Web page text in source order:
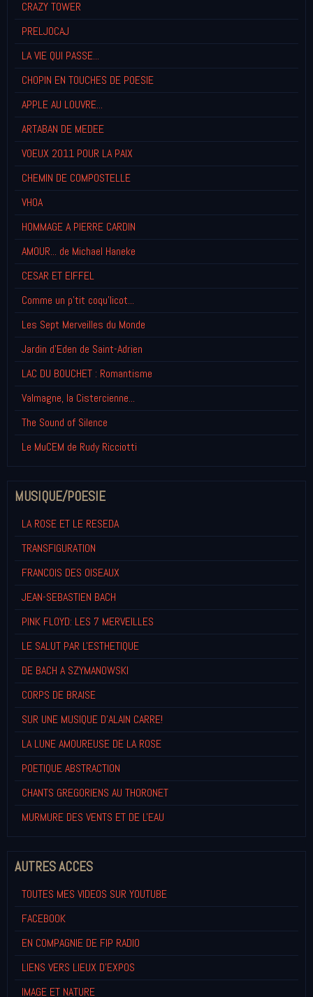
CRAZY TOWER
PRELJOCAJ
LA VIE QUI PASSE...
CHOPIN EN TOUCHES DE POESIE
APPLE AU LOUVRE...
ARTABAN DE MEDEE
VOEUX 2011 POUR LA PAIX
CHEMIN DE COMPOSTELLE
VHOA
HOMMAGE A PIERRE CARDIN
AMOUR... de Michael Haneke
CESAR ET EIFFEL
Comme un p'tit coqu'licot...
Les Sept Merveilles du Monde
Jardin d'Eden de Saint-Adrien
LAC DU BOUCHET : Romantisme
Valmagne, la Cistercienne...
The Sound of Silence
Le MuCEM de Rudy Ricciotti
MUSIQUE/POESIE
LA ROSE ET LE RESEDA
TRANSFIGURATION
FRANCOIS DES OISEAUX
JEAN-SEBASTIEN BACH
PINK FLOYD: LES 7 MERVEILLES
LE SALUT PAR L'ESTHETIQUE
DE BACH A SZYMANOWSKI
CORPS DE BRAISE
SUR UNE MUSIQUE D'ALAIN CARRE!
LA LUNE AMOUREUSE DE LA ROSE
POETIQUE ABSTRACTION
CHANTS GREGORIENS AU THORONET
MURMURE DES VENTS ET DE L'EAU
AUTRES ACCES
TOUTES MES VIDEOS SUR YOUTUBE
FACEBOOK
EN COMPAGNIE DE FIP RADIO
LIENS VERS LIEUX D'EXPOS
IMAGE ET NATURE